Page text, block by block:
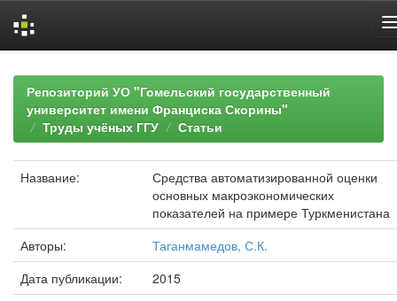
navigationРепозиторий УО "Гомельский государственный
университет имени Франциска Скорины"
Труды учёных ГГУ
Статьи
Название:
Средства автоматизированной оценки
основных макроэкономических
показателей на примере Туркменистана
Авторы:
Таганмамедов, С.К.
Дата публикации:
2015